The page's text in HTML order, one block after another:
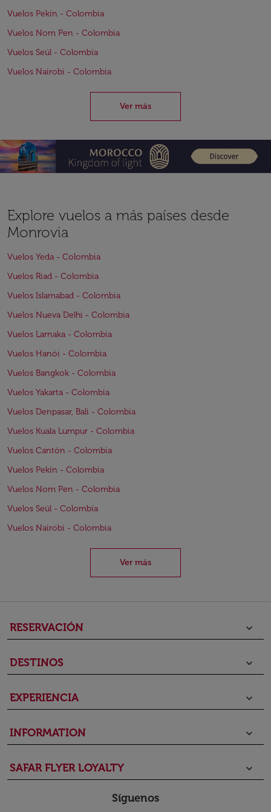
Vuelos Pekín - Colombia
Vuelos Nom Pen - Colombia
Vuelos Seúl - Colombia
Vuelos Nairobi - Colombia
Ver más
Explore vuelos a más países desde
Monrovia
Vuelos Yeda - Colombia
Vuelos Riad - Colombia
Vuelos Islamabad - Colombia
Vuelos Nueva Delhi - Colombia
Vuelos Larnaka - Colombia
Vuelos Hanói - Colombia
Vuelos Bangkok - Colombia
Vuelos Yakarta - Colombia
Vuelos Denpasar, Bali - Colombia
Vuelos Kuala Lumpur - Colombia
Vuelos Cantón - Colombia
Vuelos Pekín - Colombia
Vuelos Nom Pen - Colombia
Vuelos Seúl - Colombia
Vuelos Nairobi - Colombia
Ver más
RESERVACIÓN keyboard_arrow_down
DESTINOS keyboard_arrow_down
EXPERIENCIA keyboard_arrow_down
INFORMATION keyboard_arrow_down
SAFAR FLYER LOYALTY keyboard_arrow_down
Síguenos